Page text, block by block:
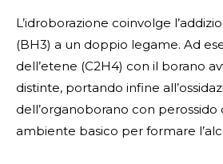
L’idroborazione coinvolge
(BH3) a un doppio legame. Ad
dell’etene (C2H4) con il borano
distinte, portando infine
dell’organoborano con perossido
ambiente basico per formare